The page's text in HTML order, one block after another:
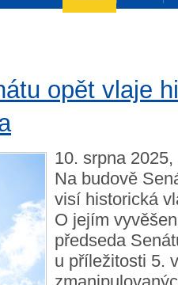
opět vlaje
10. srpna
Na budově
visí historická
O jejím
předseda
u příležitosti 5.